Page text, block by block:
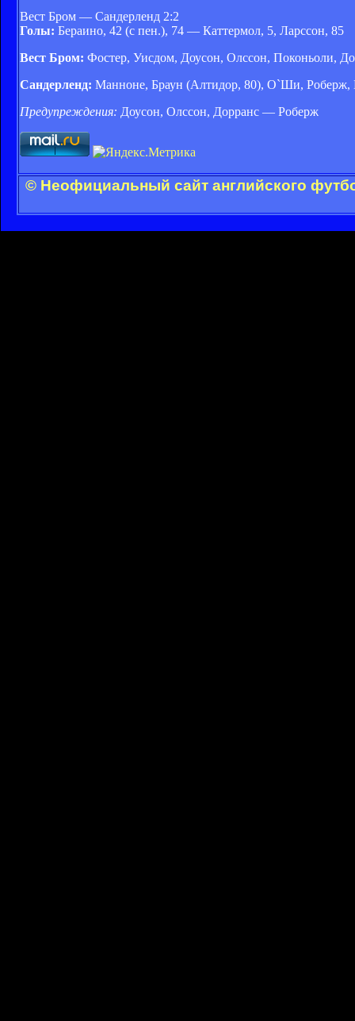
Вест Бром — Сандерленд 2:2
Голы: Бераино, 42 (с пен.), 74 — Каттермол, 5, Ларссон, 85
Вест Бром: Фостер, Уисдом, Доусон, Олссон, Поконьоли,
Сандерленд: Манноне, Браун (Алтидор, 80), О`Ши, Роберж,
Предупреждения: Доусон, Олссон, Дорранс — Роберж
© Неофициальный сайт английского